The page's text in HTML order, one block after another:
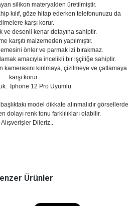
silikon materyalden üretilmiştir.
kılıf, göze hitap ederken telefonunuzu da
karşı korur.
ve desenli kenar detayına sahiptir.
karşıtı malzemeden yapılmıştır.
önler ve parmak izi bırakmaz.
amacıyla incelikli bir işçiliğe sahiptir.
kırılmaya, çizilmeye ve çatlamaya
karşı korur.
İphone 12 Pro Uyumlu
model dikkate alınmalıdır görsellerde
dolayı renk tonu farklılıkları olabilir.
Alışverişler Dileriz..
Ürünler